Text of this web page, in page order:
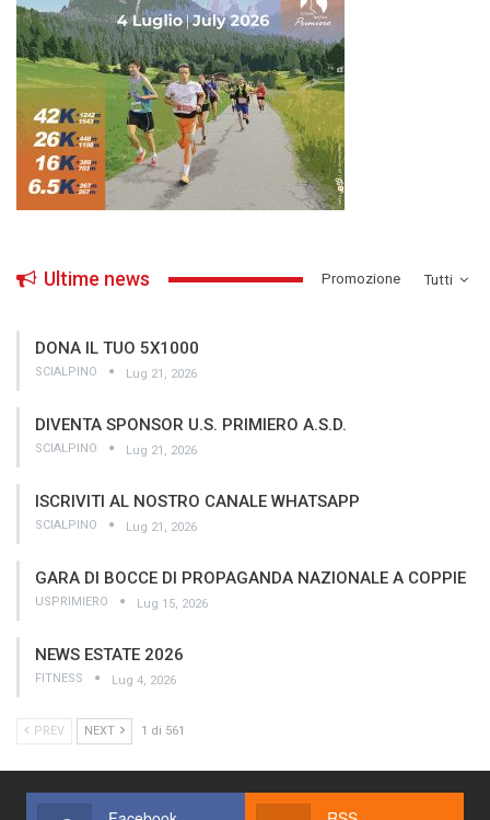
Tutti
Ultime news ­Promozione
DONA IL TUO 5X1000
SCIALPINO Lug 21, 2026
DIVENTA SPONSOR U.S. PRIMIERO A.S.D.
SCIALPINO Lug 21, 2026
ISCRIVITI AL NOSTRO CANALE WHATSAPP
SCIALPINO Lug 21, 2026
GARA DI BOCCE DI PROPAGANDA NAZIONALE A COPPIE
USPRIMIERO Lug 15, 2026
NEWS ESTATE 2026
FITNESS Lug 4, 2026
PREV NEXT 1 di 561